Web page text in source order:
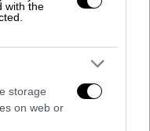
with the
storage
on web or
μποφόρ. Από το
-
με την
τοπικά στη
Κελσίου.